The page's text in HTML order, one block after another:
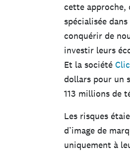
cette approche,
spécialisée
conquérir de
investir leurs
Et la société
dollars pour un
113 millions de
Les risques
d’image de
uniquement à